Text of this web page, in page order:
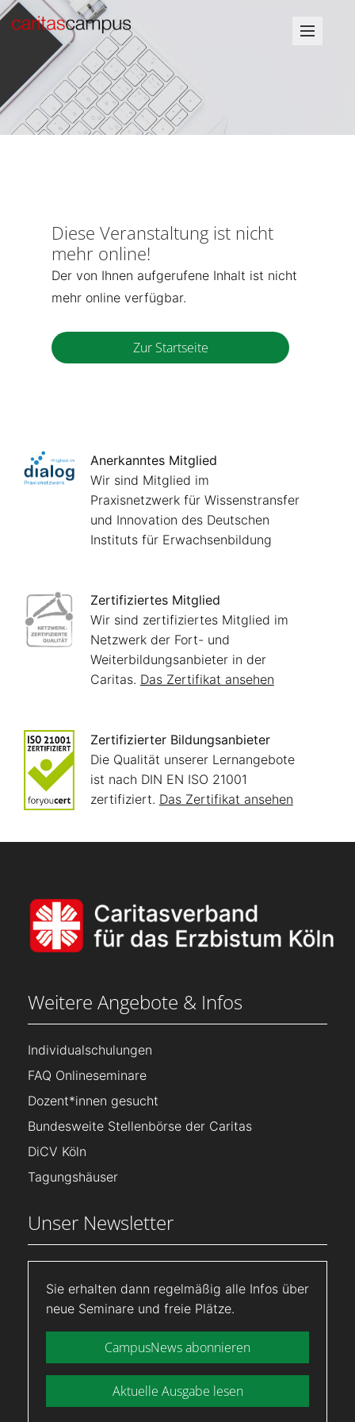
Diese Veranstaltung ist nicht
mehr online!
Der von Ihnen aufgerufene Inhalt ist nicht
mehr online verfügbar.
Zur Startseite
Anerkanntes Mitglied
Wir sind Mitglied im
Praxisnetzwerk für Wissenstransfer
und Innovation des Deutschen
Instituts für Erwachsenbildung
Zertifiziertes Mitglied
Wir sind zertifiziertes Mitglied im
Netzwerk der Fort- und
Weiterbildungsanbieter in der
Caritas. Das Zertifikat ansehen
Zertifizierter Bildungsanbieter
Die Qualität unserer Lernangebote
ist nach DIN EN ISO 21001
zertifiziert. Das Zertifikat ansehen
Weitere Angebote & Infos
Individualschulungen
FAQ Onlineseminare
Dozent*innen gesucht
Bundesweite Stellenbörse der Caritas
DiCV Köln
Tagungshäuser
Unser Newsletter
Sie erhalten dann regelmäßig alle Infos über
neue Seminare und freie Plätze.
CampusNews abonnieren
Aktuelle Ausgabe lesen